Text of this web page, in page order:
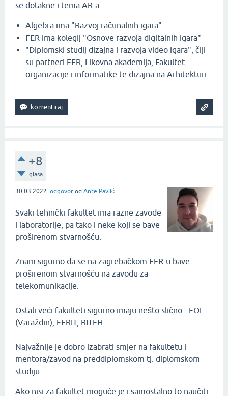
se dotakne i tema AR-a:
Algebra ima "Razvoj računalnih igara"
FER ima kolegij "Osnove razvoja digitalnih igara"
"Diplomski studij dizajna i razvoja video igara", čiji
su partneri FER, Likovna akademija, Fakultet
organizacije i informatike te dizajna na Arhitekturi
+8
glasa
30.03.2022. odgovor od Ante Pavlić
Svaki tehnički fakultet ima razne zavode
i laboratorije, pa tako i neke koji se bave
proširenom stvarnošću.
Znam sigurno da se na zagrebačkom FER-u bave
proširenom stvarnošću na zavodu za
telekomunikacije.
Ostali veći fakulteti sigurno imaju nešto slično - FOI
(Varaždin), FERIT, RITEH...
Najvažnije je dobro izabrati smjer na fakultetu i
mentora/zavod na preddiplomskom tj. diplomskom
studiju.
Ako nisi za fakultet moguće je i samostalno to naučiti -